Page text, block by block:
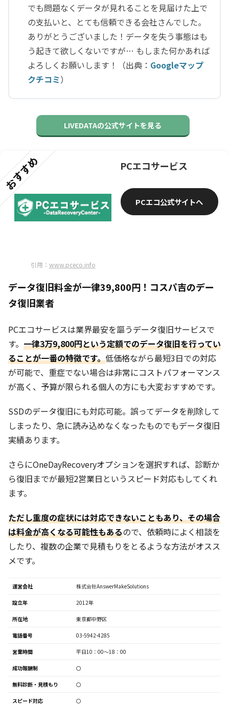
でも問題なくデータが見れることを見届けた上で
の支払いと、とても信頼できる会社さんでした。
ありがとうございました！データを失う事態はも
う起きて欲しくないですが… もしまた何かあれば
よろしくお願いします！（出典： Googleマップ
クチコミ）
LIVEDATAの公式サイトを見る
おすすめ
引用： www.pceco.info
PCエコサービス
PCエコ公式サイトへ
データ復旧料金が一律39,800円！コスパ吉のデー
タ復旧業者
PCエコサービスは業界最安を謳うデータ復旧サービスで
す。 一律3万9,800円という定額でのデータ復旧を行ってい
ることが一番の特徴です。低価格ながら最短3日での対応
が可能で、重症でない場合は非常にコストパフォーマンス
が高く、予算が限られる個人の方にも大変おすすめです。
SSDのデータ復旧にも対応可能。誤ってデータを削除して
しまったり、急に読み込めなくなったものでもデータ復旧
実績あります。
さらにOneDayRecoveryオプションを選択すれば、診断か
ら復旧までが最短2営業日というスピード対応もしてくれ
ます。
ただし重度の症状には対応できないこともあり、その場合
は料金が高くなる可能性もあるので、依頼時によく相談を
したり、複数の企業で見積もりをとるような方法がオスス
メです。
運営会社 株式会社AnswerMakeSolutions
設立年 2012年
所在地 東京都中野区
電話番号 03-5942-4285
営業時間 平日10：00～18：00
成功報酬制 〇
無料診断・見積もり 〇
スピード対応 〇